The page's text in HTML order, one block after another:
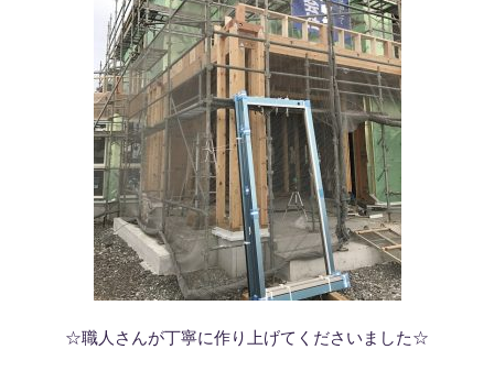
☆職人さんが丁寧に作り上げてくださいました☆